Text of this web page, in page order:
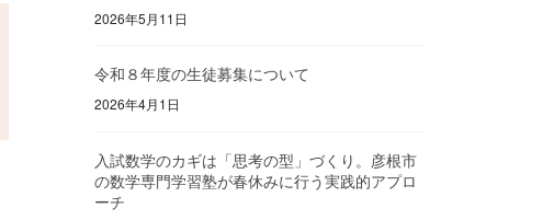
2026年5月11日
令和８年度の生徒募集について
2026年4月1日
入試数学のカギは「思考の型」づくり。彦根市
の数学専門学習塾が春休みに行う実践的アプロ
ーチ